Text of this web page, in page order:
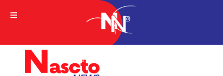
A VERDADE DA NOTICIA